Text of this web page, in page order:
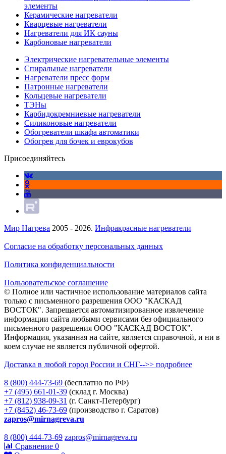
элементы
Керамические нагреватели
Кварцевые нагреватели
Нагреватели для ИК сауны
Карбоновые нагреватели
Электрические нагревательные элементы
Спиральные нагреватели
Нагреватели пресс форм
Патронные нагреватели
Кольцевые нагреватели
ТЭНы
Карбидокремниевые нагреватели
Силиконовые нагреватели
Обогреватели шкафа автоматики
Обогрев для бочек и еврокубов
Присоединяйтесь
Мир Нагрева 2005 - 2026. Инфракрасные нагреватели
Согласие на обработку персональных данных
Политика конфиденциальности
Пользовательское соглашение
© Полное или частичное использование материалов сайта
только с письменного разрешения ООО "КАСКАД
ВОСТОК". Запрещается автоматизированное извлечение
информации сайта любыми сервисами без официального
письменного разрешения ООО "КАСКАД ВОСТОК".
Информация, указанная на сайте, является справочной, и ни в
коем случае не является публичной офертой.
Доставка в любой город России и СНГ-->> подробнее
8 (800) 444-73-69 (бесплатно по РФ)
+7 (495) 661-01-39 (склад г. Москва)
+7 (812) 938-09-31 (г. Санкт-Петербург)
+7 (8452) 46-73-69 (производство г. Саратов)
zapros@mirnagreva.ru
8 (800) 444-73-69 zapros@mirnagreva.ru
Сравнение 0